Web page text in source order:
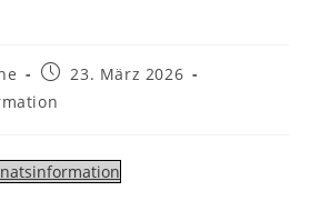
23. März 2026